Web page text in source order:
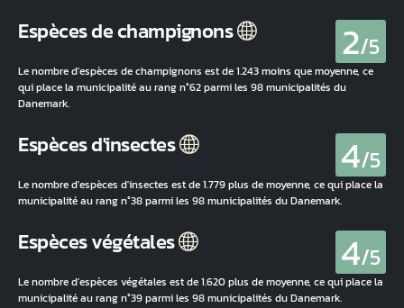
Espèces de champignons 2/5
Le nombre d'espèces de champignons est de 1.243 moins que moyenne, ce
qui place la municipalité au rang n°62 parmi les 98 municipalités du
Danemark.
Espèces d'insectes 4/5
Le nombre d'espèces d'insectes est de 1.779 plus de moyenne, ce qui place la
municipalité au rang n°38 parmi les 98 municipalités du Danemark.
Espèces végétales 4/5
Le nombre d'espèces végétales est de 1.620 plus de moyenne, ce qui place la
municipalité au rang n°39 parmi les 98 municipalités du Danemark.